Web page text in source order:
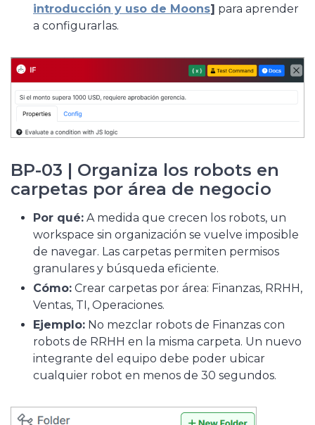
introducción y uso de Moons] para aprender
a configurarlas.
BP-03 | Organiza los robots en
carpetas por área de negocio
Por qué: A medida que crecen los robots, un
workspace sin organización se vuelve imposible
de navegar. Las carpetas permiten permisos
granulares y búsqueda eficiente.
Cómo: Crear carpetas por área: Finanzas, RRHH,
Ventas, TI, Operaciones.
Ejemplo: No mezclar robots de Finanzas con
robots de RRHH en la misma carpeta. Un nuevo
integrante del equipo debe poder ubicar
cualquier robot en menos de 30 segundos.